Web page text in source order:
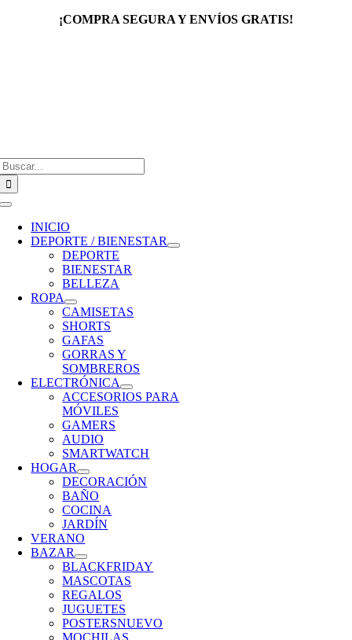
¡COMPRA SEGURA Y ENVÍOS GRATIS!
Toggle
Navigation
INICIO
DEPORTE / BIENESTAR
DEPORTE
BIENESTAR
BELLEZA
ROPA
CAMISETAS
SHORTS
GAFAS
GORRAS Y
SOMBREROS
ELECTRÓNICA
ACCESORIOS PARA
MÓVILES
GAMERS
AUDIO
SMARTWATCH
HOGAR
DECORACIÓN
BAÑO
COCINA
JARDÍN
VERANO
BAZAR
BLACKFRIDAY
MASCOTAS
REGALOS
JUGUETES
POSTERSNUEVO
MOCHILAS